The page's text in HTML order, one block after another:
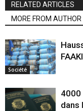
RELATED ARTICLES
MORE FROM AUTHOR
Société
dans